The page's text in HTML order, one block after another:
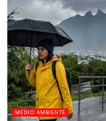
MEDIO AMBIENTE